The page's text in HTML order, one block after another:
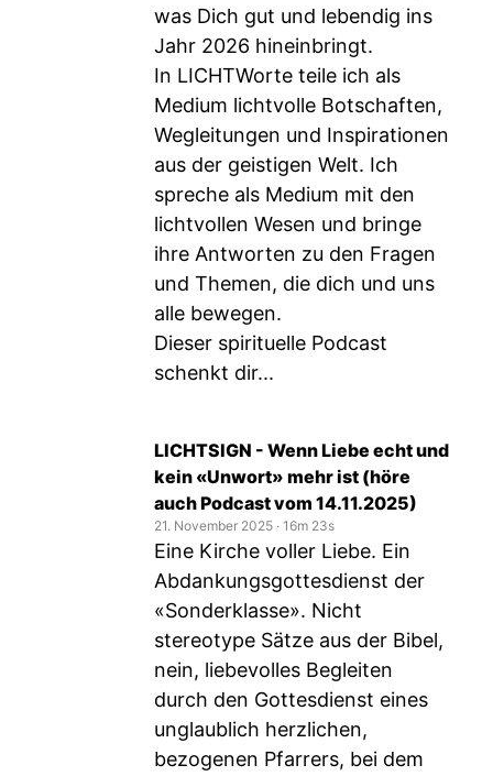
was Dich gut und lebendig ins
Jahr 2026 hineinbringt.
In LICHTWorte teile ich als
Medium lichtvolle Botschaften,
Wegleitungen und Inspirationen
aus der geistigen Welt. Ich
spreche als Medium mit den
lichtvollen Wesen und bringe
ihre Antworten zu den Fragen
und Themen, die dich und uns
alle bewegen.
Dieser spirituelle Podcast
schenkt dir...
LICHTSIGN - Wenn Liebe echt und
kein «Unwort» mehr ist (höre
auch Podcast vom 14.11.2025)
21. November 2025 ‧ 16m 23s
Eine Kirche voller Liebe. Ein
Abdankungsgottesdienst der
«Sonderklasse». Nicht
stereotype Sätze aus der Bibel,
nein, liebevolles Begleiten
durch den Gottesdienst eines
unglaublich herzlichen,
bezogenen Pfarrers, bei dem